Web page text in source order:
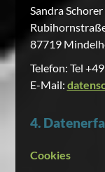
Sandra Schorer
87719
Telefon: Tel
E-Mail:
4.
Cookies